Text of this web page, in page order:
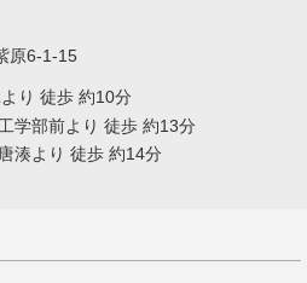
原6-1-15
り 徒歩 約10分
学部前より 徒歩 約13分
湊より 徒歩 約14分